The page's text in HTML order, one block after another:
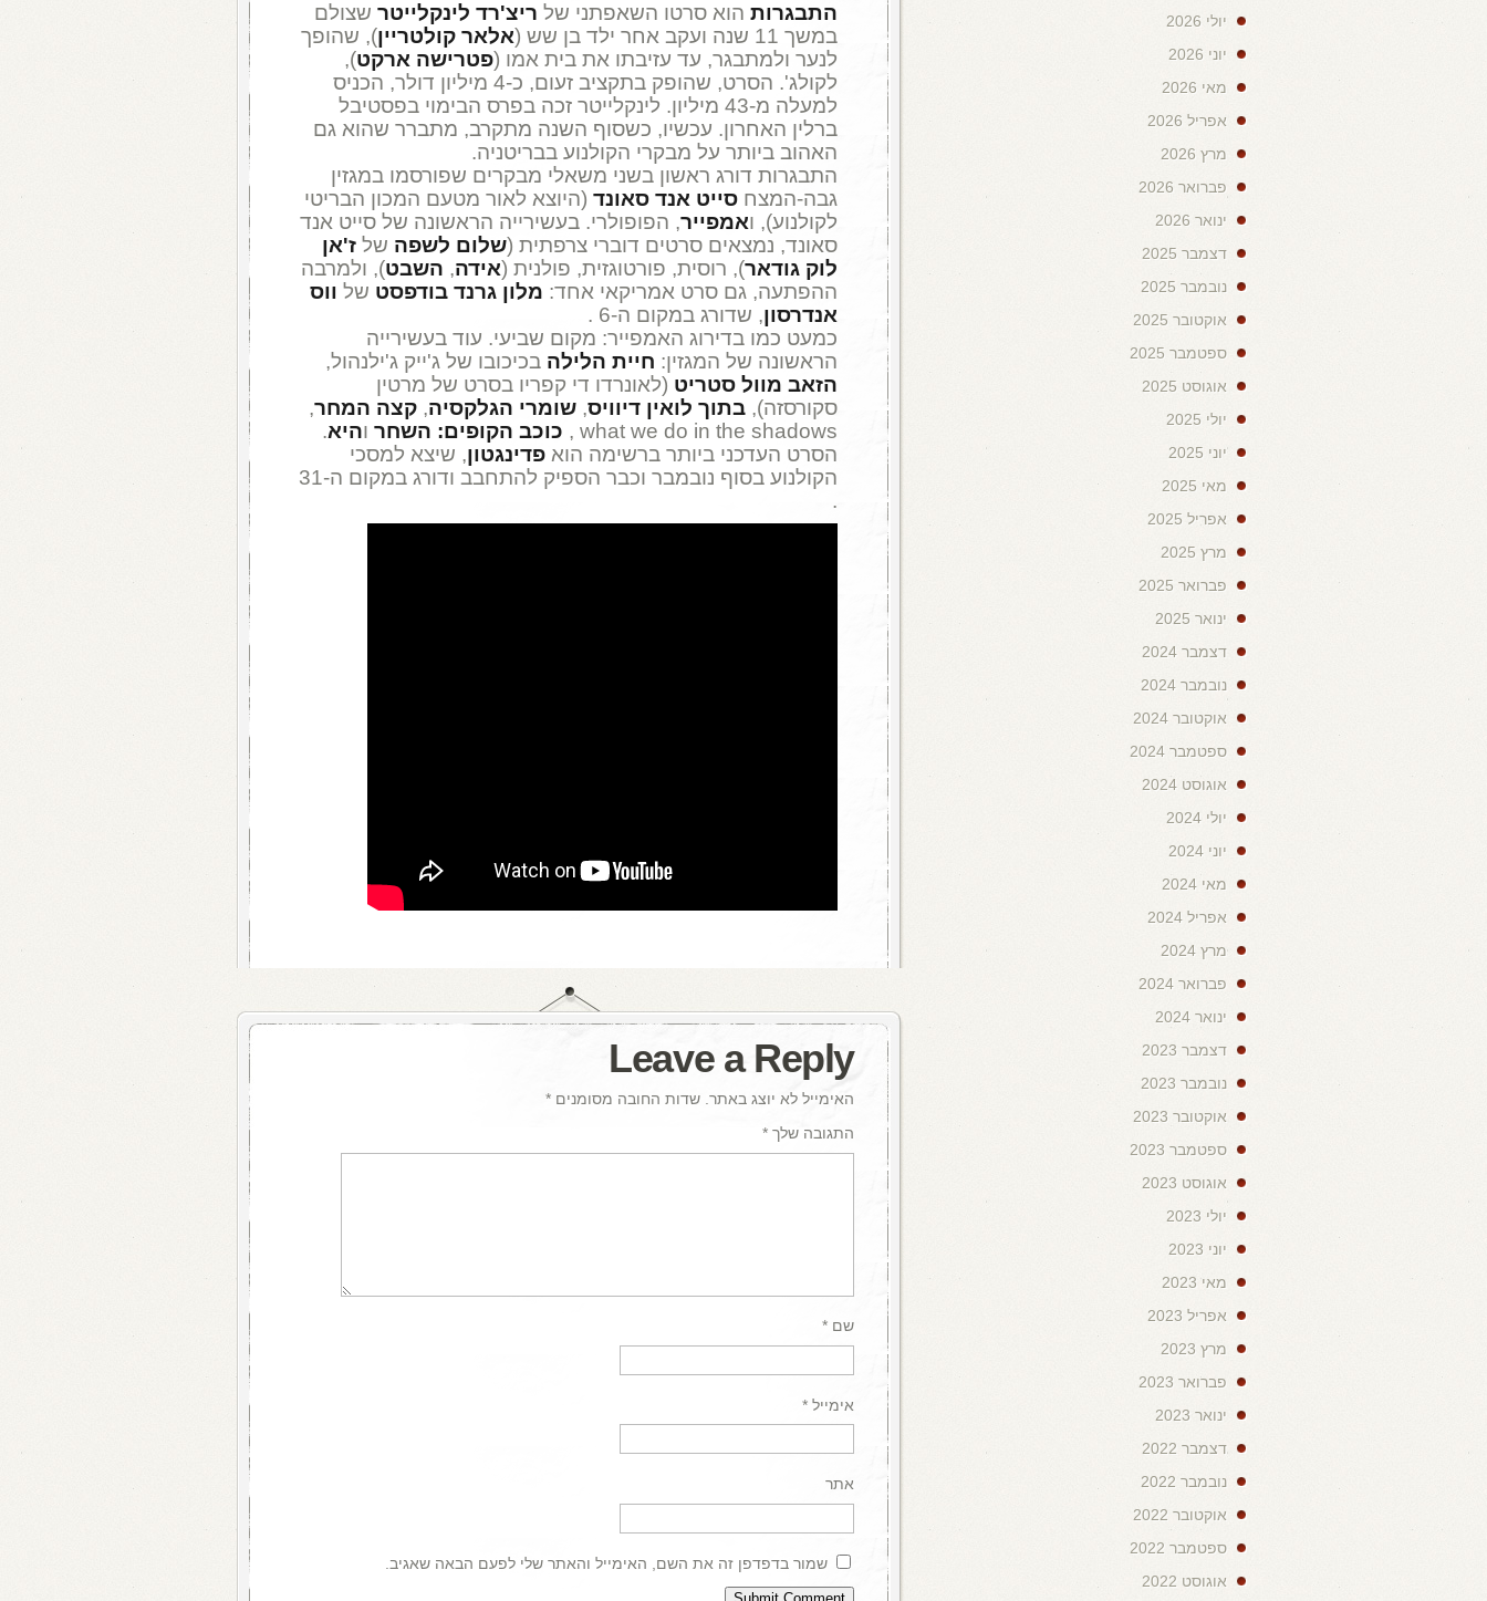
התבגרות הוא סרטו השאפתני של ריצ'רד לינקלייטר שצולם
במשך 11 שנה ועקב אחר ילד בן שש (
אלאר קולטריין), שהופך
לנער ולמתבגר, עד עזיבתו את בית אמו (פטרישה ארקט),
לקולג'. הסרט, שהופק בתקציב זעום, כ-4 מיליון דולר, הכניס
למעלה מ-43 מיליון. לינקלייטר זכה בפרס הבימוי בפסטיבל
ברלין האחרון. עכשיו, כשסוף השנה מתקרב, מתברר שהוא גם
האהוב ביותר על מבקרי הקולנוע בבריטניה.
התבגרות דורג ראשון בשני משאלי מבקרים שפורסמו במגזין
גבה-המצח סייט אנד סאונד (היוצא לאור מטעם המכון הבריטי
לקולנוע), ואמפייר, הפופולרי. בעשירייה הראשונה של סייט אנד
סאונד, נמצאים סרטים דוברי צרפתית (שלום לשפה של ז'אן
לוק גודאר), רוסית, פורטוגזית, פולנית (אידה, השבט), ולמרבה
ההפתעה, גם סרט אמריקאי אחד: מלון גרנד בודפסט של ווס
אנדרסון, שדורג במקום ה-6 .
כמעט כמו בדירוג האמפייר: מקום שביעי. עוד בעשירייה
הראשונה של המגזין: חיית הלילה בכיכובו של ג'ייק ג'ילנהול,
הזאב מוול סטריט (לאונרדו די קפריו בסרט של מרטין
סקורסזה), בתוך לואין דיוויס, שומרי הגלקסיה, קצה המחר,
what we do in the shadows ,
כוכב הקופים: השחר והיא.
הסרט העדכני ביותר ברשימה הוא פדינגטון, שיצא למסכי
הקולנוע בסוף נובמבר וכבר הספיק להתחבב ודורג במקום ה-31
.
Leave a Reply
האימייל לא יוצג באתר. שדות החובה מסומנים *
התגובה שלך *
שם *
אימייל *
אתר
שמור בדפדפן זה את השם, האימייל והאתר שלי לפעם הבאה שאגיב.
יולי 2026
יוני 2026
מאי 2026
אפריל 2026
מרץ 2026
פברואר 2026
ינואר 2026
דצמבר 2025
נובמבר 2025
אוקטובר 2025
ספטמבר 2025
אוגוסט 2025
יולי 2025
יוני 2025
מאי 2025
אפריל 2025
מרץ 2025
פברואר 2025
ינואר 2025
דצמבר 2024
נובמבר 2024
אוקטובר 2024
ספטמבר 2024
אוגוסט 2024
יולי 2024
יוני 2024
מאי 2024
אפריל 2024
מרץ 2024
פברואר 2024
ינואר 2024
דצמבר 2023
נובמבר 2023
אוקטובר 2023
ספטמבר 2023
אוגוסט 2023
יולי 2023
יוני 2023
מאי 2023
אפריל 2023
מרץ 2023
פברואר 2023
ינואר 2023
דצמבר 2022
נובמבר 2022
אוקטובר 2022
ספטמבר 2022
אוגוסט 2022